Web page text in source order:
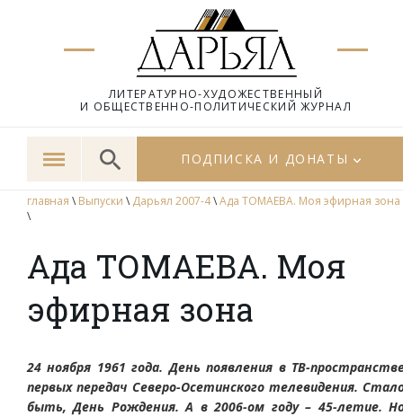
ЛИТЕРАТУРНО-ХУДОЖЕСТВЕННЫЙ
И ОБЩЕСТВЕННО-ПОЛИТИЧЕСКИЙ ЖУРНАЛ
ПОДПИСКА И ДОНАТЫ
главная \ Выпуски \ Дарьял 2007-4\Ада ТОМАЕВА. Моя эфирная зона
\
Ада ТОМАЕВА. Моя
эфирная зона
24 ноября 1961 года. День появления в ТВ-
первых передач Северо-Осетинского телевидения.
быть, День Рождения. А в 2006-ом году – 45-летие.